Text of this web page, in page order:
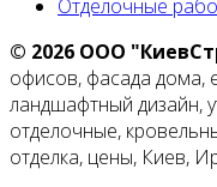
Отделочные
© 2026 ООО
офисов, фасада дома,
ландшафтный дизайн,
отделочные,
отделка, цены, Киев,